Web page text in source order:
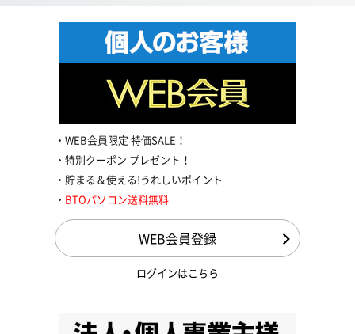
WEB会員限定 特価SALE！
特別クーポン プレゼント！
貯まる＆使える!うれしいポイント
BTOパソコン送料無料
WEB会員登録
ログインはこちら